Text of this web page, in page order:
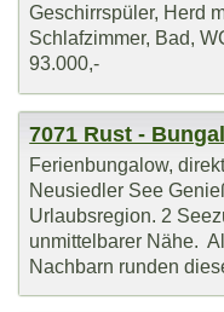
Geschirrspüler, Herd
Schlafzimmer, Bad,
93.000,-
7071 Rust -
Ferienbungalow,
Neusiedler See
Urlaubsregion. 2
unmittelbarer Nähe.
Nachbarn runden